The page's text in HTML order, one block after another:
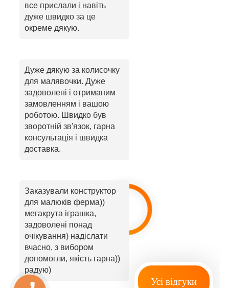
все прислали і навіть
дуже швидко за це
окреме дякую.
Дуже дякую за колисочку
для малявочки. Дуже
задоволені і отриманим
замовленням і вашою
роботою. Швидко був
зворотній зв'язок, гарна
консультація і швидка
доставка.
Заказували конструктор
для малюків ферма))
мегакрута іграшка,
задоволені понад
очікування) надіслати
вчасно, з вибором
допомогли, якість гарна))
радую)
Усі відгуки